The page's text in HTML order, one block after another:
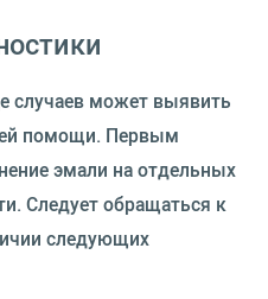
случаев может выявить
помощи. Первым
эмали на отдельных
Следует обращаться к
следующих